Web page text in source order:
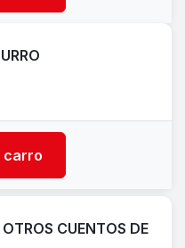
carro
CUENTOS DE